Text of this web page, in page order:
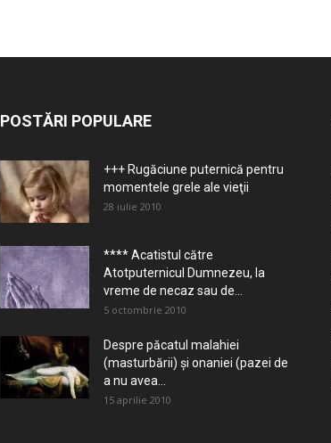
POSTĂRI POPULARE
+++ Rugăciune puternică pentru
momentele grele ale vieţii
28 iulie 2010
**** Acatistul către
Atotputernicul Dumnezeu, la
vreme de necaz sau de...
5 octombrie 2010
Despre păcatul malahiei
(masturbării) şi onaniei (pazei de
a nu avea...
15 aprilie 2010